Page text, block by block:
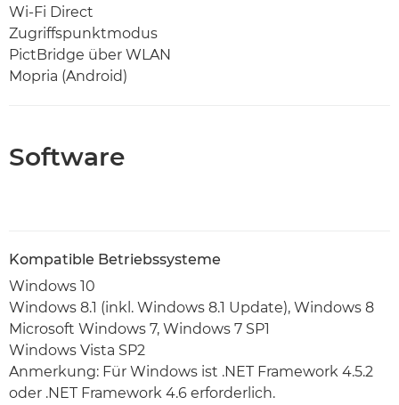
Wi-Fi Direct
Zugriffspunktmodus
PictBridge über WLAN
Mopria (Android)
Software
Kompatible Betriebssysteme
Windows 10
Windows 8.1 (inkl. Windows 8.1 Update), Windows 8
Microsoft Windows 7, Windows 7 SP1
Windows Vista SP2
Anmerkung: Für Windows ist .NET Framework 4.5.2
oder .NET Framework 4.6 erforderlich.